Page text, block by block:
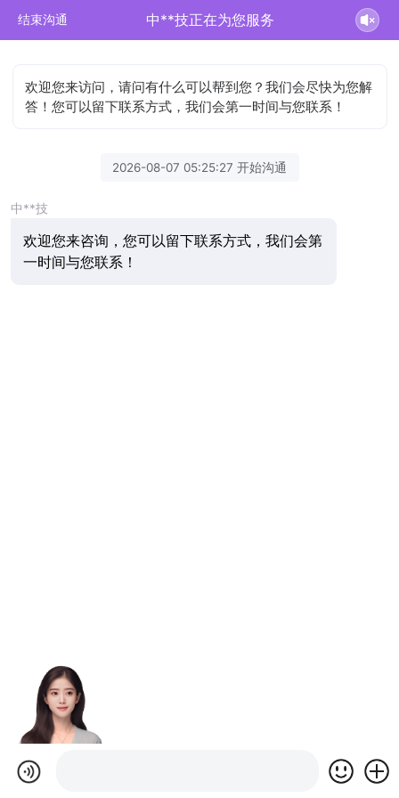
结束沟通 中**技正在为您服务
欢迎您来访问，请问有什么可以帮到您？我们会尽快为您解
答！您可以留下联系方式，我们会第一时间与您联系！
2026-08-07 05:25:27 开始沟通
中**技
欢迎您来咨询，您可以留下联系方式，我们会第
一时间与您联系！